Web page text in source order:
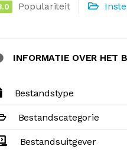
Populariteit
INFORMATIE OVER HET
Bestandstype
Bestandscategorie
Bestandsuitgever